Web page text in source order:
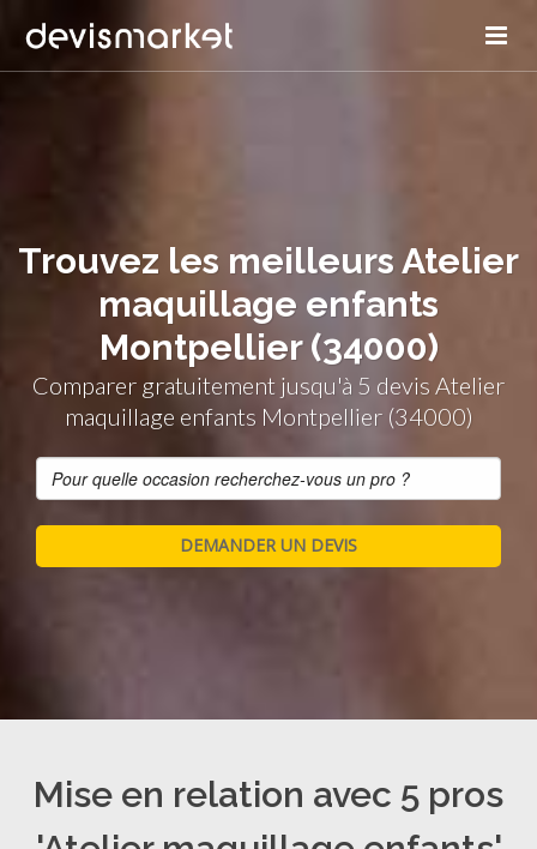
Trouvez les meilleurs Atelier
maquillage enfants
Montpellier (34000)
Comparer gratuitement jusqu'à 5 devis Atelier
maquillage enfants Montpellier (34000)
Mise en relation avec 5 pros